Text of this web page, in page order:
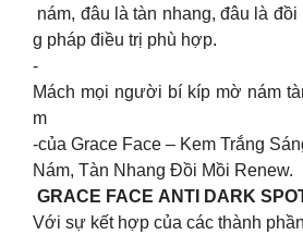
nám, đâu là tàn nhang, đâu là
g pháp điều trị phù hợp.
-
Mách mọi người bí kíp mờ nám
m
-của Grace Face – Kem Trắng
Nám, Tàn Nhang Đồi Mồi Renew.
GRACE FACE ANTI DARK
Với sự kết hợp của các thành